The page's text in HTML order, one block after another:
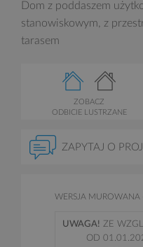
Dom z poddaszem
stanowiskowym, z
tarasem
ZOBACZ
ODBICIE LUSTRZANE
ZAPYTAJ O
WERSJA MUROWANA
UWAGA! ZE
OD